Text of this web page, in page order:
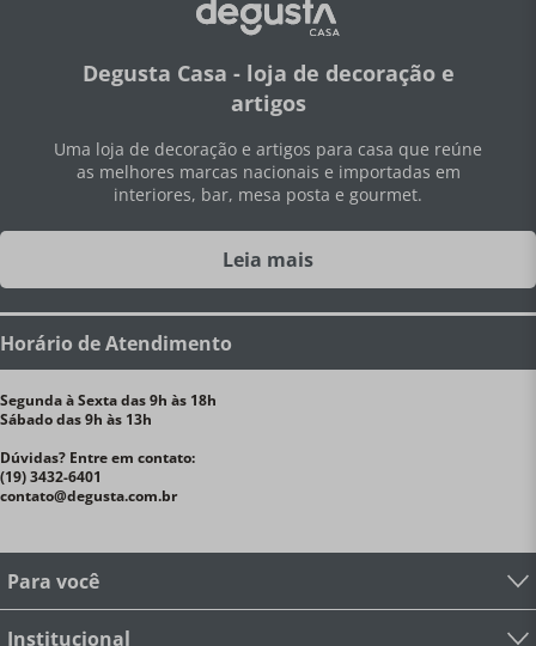
Degusta Casa - loja de decoração e
artigos
Uma loja de decoração e artigos para casa que reúne
as melhores marcas nacionais e importadas em
interiores, bar, mesa posta e gourmet.
Leia mais
Horário de Atendimento
Segunda à Sexta das 9h às 18h
Sábado das 9h às 13h
Dúvidas? Entre em contato:
(19) 3432-6401
contato@degusta.com.br
Para você
Institucional